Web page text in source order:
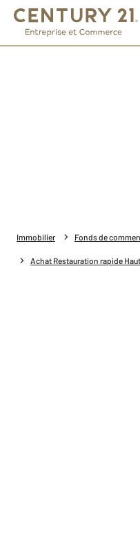
Immobilier Fonds de
Achat Restauration rapide